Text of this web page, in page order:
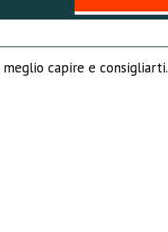
capire e consigliarti.